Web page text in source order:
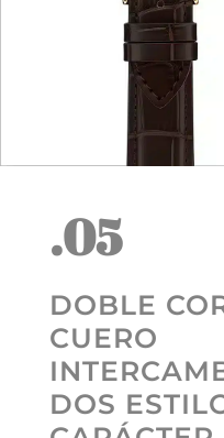
.05
DOBLE
CUERO
DOS